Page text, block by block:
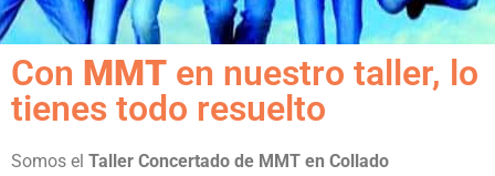
Con MMT en nuestro taller, lo
tienes todo resuelto
Somos el Taller Concertado de MMT en Collado